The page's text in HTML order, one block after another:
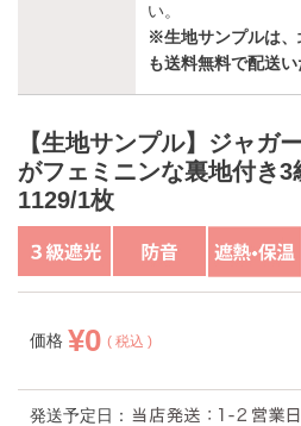
い。
※生地サンプルは、
も送料無料で配送い
【生地サンプル】ジャガ
がフェミニンな裏地付き3
1129/1枚
価格 ¥0 税込
発送予定日：